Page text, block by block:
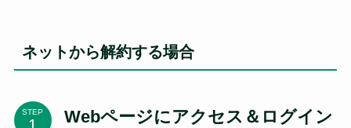
ネットから解約する場合
STEP Webページにアクセス＆ログイン